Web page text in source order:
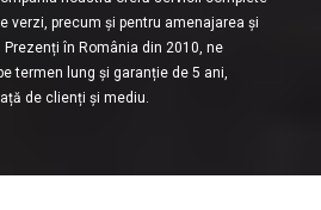
verzi, precum și pentru amenajarea și
în România din 2010, ne
termen lung și garanție de 5 ani,
de clienți și mediu.